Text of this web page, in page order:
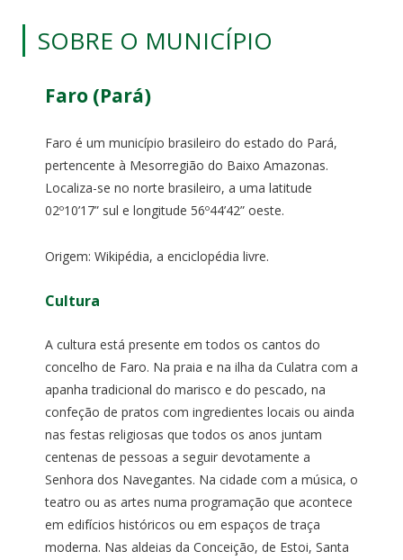
SOBRE O MUNICÍPIO
Faro (Pará)
Faro é um município brasileiro do estado do Pará,
pertencente à Mesorregião do Baixo Amazonas.
Localiza-se no norte brasileiro, a uma latitude
02º10’17” sul e longitude 56º44’42” oeste.
Origem: Wikipédia, a enciclopédia livre.
Cultura
A cultura está presente em todos os cantos do
concelho de Faro. Na praia e na ilha da Culatra com a
apanha tradicional do marisco e do pescado, na
confeção de pratos com ingredientes locais ou ainda
nas festas religiosas que todos os anos juntam
centenas de pessoas a seguir devotamente a
Senhora dos Navegantes. Na cidade com a música, o
teatro ou as artes numa programação que acontece
em edifícios históricos ou em espaços de traça
moderna. Nas aldeias da Conceição, de Estoi, Santa